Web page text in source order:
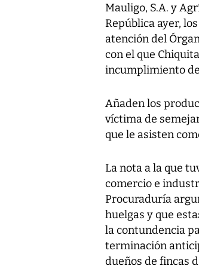
Mauligo, S.A. y
República ayer,
atención del
con el que
incumplimiento
Añaden los
víctima de
que le asisten
La nota a la que
comercio e
Procuraduría
huelgas y que
la contundencia
terminación
dueños de fincas